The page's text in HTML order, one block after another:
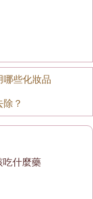
哪些化妝品
？
吃什麼藥